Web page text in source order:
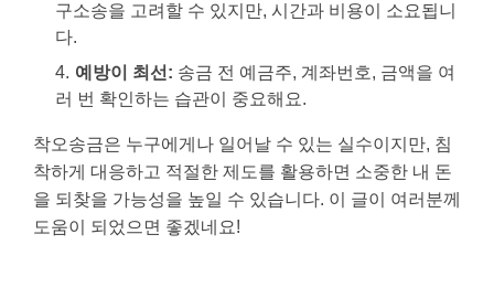
구소송을 고려할 수 있지만, 시간과 비용이 소요됩니
다.
예방이 최선: 송금 전 예금주, 계좌번호, 금액을 여
러 번 확인하는 습관이 중요해요.
착오송금은 누구에게나 일어날 수 있는 실수이지만, 침
착하게 대응하고 적절한 제도를 활용하면 소중한 내 돈
을 되찾을 가능성을 높일 수 있습니다. 이 글이 여러분께
도움이 되었으면 좋겠네요!